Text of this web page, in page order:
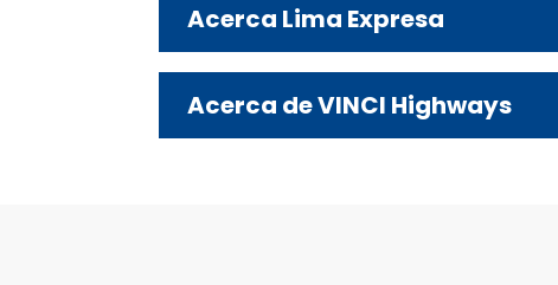
Acerca Lima Expresa
Acerca de VINCI Highways